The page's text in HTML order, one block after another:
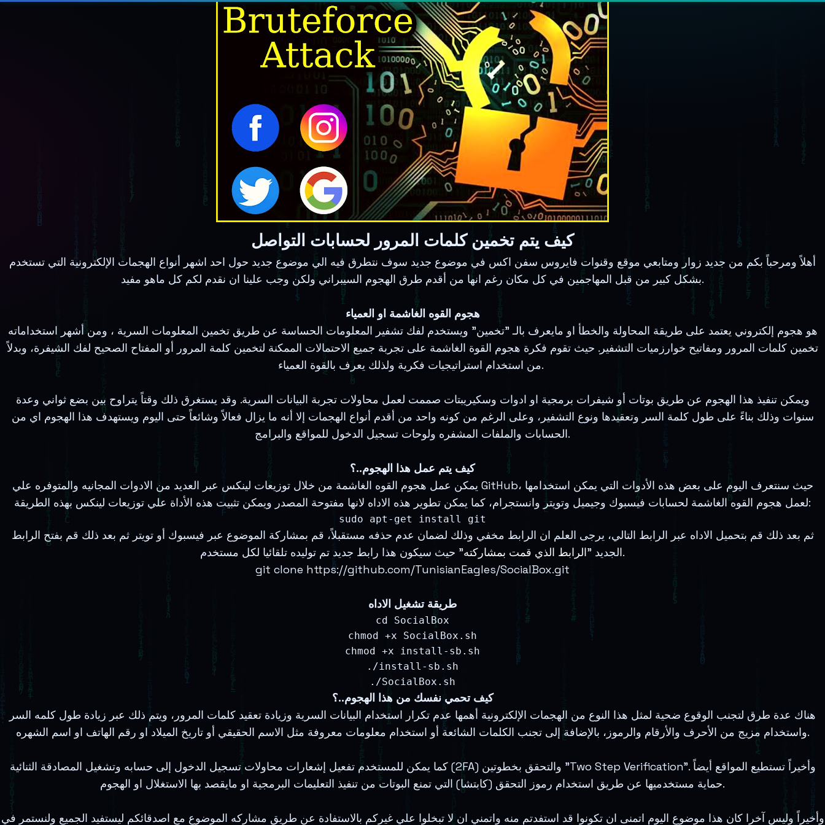
كيف يتم تخمين كلمات المرور لحسابات التواصل
أهلاً ومرحباً بكم من جديد زوار ومتابعي موقع وقنوات فايروس سفن اكس في موضوع جديد سوف نتطرق فيه الي موضوع جديد حول احد اشهر أنواع الهجمات الإلكترونية التي تستخدم
بشكل كبير من قبل المهاجمين في كل مكان رغم انها من أقدم طرق الهجوم السيبراني ولكن وجب علينا ان نقدم لكم كل ماهو مفيد.
هجوم القوه الغاشمة او العمياء
هو هجوم إلكتروني يعتمد على طريقة المحاولة والخطأ او مايعرف بالـ "تخمين" ويستخدم لفك تشفير المعلومات الحساسة عن طريق تخمين المعلومات السرية ، ومن أشهر استخداماته
تخمين كلمات المرور ومفاتيح خوارزميات التشفير. حيث تقوم فكرة هجوم القوة الغاشمة على تجربة جميع الاحتمالات الممكنة لتخمين كلمة المرور أو المفتاح الصحيح لفك الشيفرة، وبدلاً
من استخدام استراتيجيات فكرية ولذلك يعرف بالقوة العمياء.
ويمكن تنفيذ هذا الهجوم عن طريق بوتات أو شيفرات برمجية او ادوات وسكيريبتات صممت لعمل محاولات تجربة البيانات السرية. وقد يستغرق ذلك وقتاً يتراوح بين بضع ثواني وعدة
سنوات وذلك بناءً على طول كلمة السر وتعقيدها ونوع التشفير، وعلى الرغم من كونه واحد من أقدم أنواع الهجمات إلا أنه ما يزال فعالاً وشائعاً حتى اليوم ويستهدف هذا الهجوم اي من
الحسابات والملفات المشفره ولوحات تسجيل الدخول للمواقع والبرامج.
كيف يتم عمل هذا الهجوم..؟
يمكن عمل هجوم القوه الغاشمة من خلال توزيعات لينكس عبر العديد من الادوات المجانيه والمتوفره علي GitHub، حيث سنتعرف اليوم على بعض هذه الأدوات التي يمكن استخدامها
لعمل هجوم القوه الغاشمة لحسابات فيسبوك وجيميل وتويتر وانستجرام، كما يمكن تطوير هذه الاداه لانها مفتوحة المصدر ويمكن تثبيت هذه الأداة علي توزيعات لينكس بهذه الطريقة:
sudo apt-get install git
ثم بعد ذلك قم بتحميل الاداه عبر الرابط التالي، يرجى العلم ان الرابط مخفي وذلك لضمان عدم حذفه مستقبلاً، قم بمشاركة الموضوع عبر فيسبوك أو تويتر ثم بعد ذلك قم بفتح الرابط
الجديد "الرابط الذي قمت بمشاركته
" حيث سيكون هذا رابط جديد تم توليده تلقائيا لكل مستخدم.
git clone https://github.com/TunisianEagles/SocialBox.git
طريقة تشغيل الاداه
cd SocialBox
chmod +x SocialBox.sh
chmod +x install-sb.sh
./install-sb.sh
./SocialBox.sh
كيف تحمي نفسك من هذا الهجوم..؟
هناك عدة طرق لتجنب الوقوع ضحية لمثل هذا النوع من الهجمات الإلكترونية أهمها عدم تكرار استخدام البيانات السرية وزيادة تعقيد كلمات المرور، ويتم ذلك عبر زيادة طول كلمه السر
واستخدام مزيج من الأحرف والأرقام والرموز، بالإضافة إلى تجنب الكلمات الشائعة أو استخدام معلومات معروفة مثل الاسم الحقيقي أو تاريخ الميلاد او رقم الهاتف او اسم الشهره.
كما يمكن للمستخدم تفعيل إشعارات محاولات تسجيل الدخول إلى حسابه وتشغيل المصادقة الثنائية (2FA) والتحقق بخطوتين "Two Step Verification". وأخيراً تستطيع المواقع أيضاً
حماية مستخدميها عن طريق استخدام رموز التحقق (كابتشا) التي تمنع البوتات من تنفيذ التعليمات البرمجية او مايقصد بها الاستغلال او الهجوم.
وأخيراً وليس آخرا كان هذا موضوع اليوم اتمنى ان تكونوا قد استفدتم منه واتمني ان لا تبخلوا علي غيركم بالاستفادة عن طريق مشاركه الموضوع مع اصدقائكم ليستفيد الجميع ولنستمر في